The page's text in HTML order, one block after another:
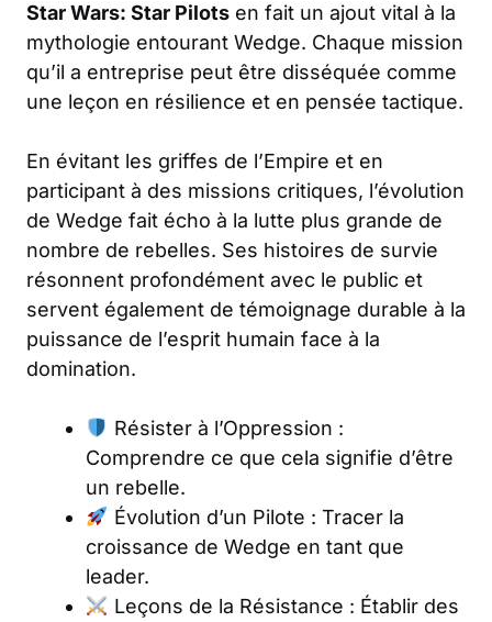
Star Wars: Star Pilots en fait un ajout vital à la
mythologie entourant Wedge. Chaque mission
qu’il a entreprise peut être disséquée comme
une leçon en résilience et en pensée tactique.
En évitant les griffes de l’Empire et en
participant à des missions critiques, l’évolution
de Wedge fait écho à la lutte plus grande de
nombre de rebelles. Ses histoires de survie
résonnent profondément avec le public et
servent également de témoignage durable à la
puissance de l’esprit humain face à la
domination.
Résister à l’Oppression :
Comprendre ce que cela signifie d’être
un rebelle.
Évolution d’un Pilote : Tracer la
croissance de Wedge en tant que
leader.
Leçons de la Résistance : Établir des